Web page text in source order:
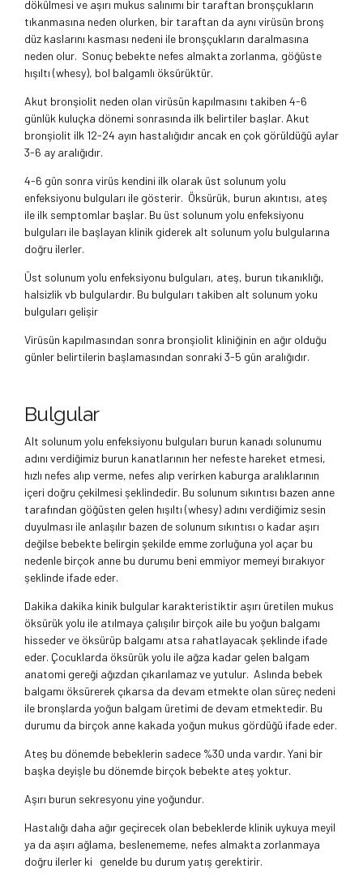
dökülmesi ve aşırı mukus salınımı bir taraftan bronşçukların
tıkanmasına neden olurken, bir taraftan da aynı virüsün bronş
düz kaslarını kasması nedeni ile bronşçukların daralmasına
neden olur. Sonuç bebekte nefes almakta zorlanma, göğüste
hışıltı (whesy), bol balgamlı öksürüktür.
Akut bronşiolit neden olan virüsün kapılmasını takiben 4-6
günlük kuluçka dönemi sonrasında ilk belirtiler başlar. Akut
bronşiolit ilk 12-24 ayın hastalığıdır ancak en çok görüldüğü aylar
3-6 ay aralığıdır.
4-6 gün sonra virüs kendini ilk olarak üst solunum yolu
enfeksiyonu bulguları ile gösterir. Öksürük, burun akıntısı, ateş
ile ilk semptomlar başlar. Bu üst solunum yolu enfeksiyonu
bulguları ile başlayan klinik giderek alt solunum yolu bulgularına
doğru ilerler.
Üst solunum yolu enfeksiyonu bulguları, ateş, burun tıkanıklığı,
halsizlik vb bulgulardır. Bu bulguları takiben alt solunum yoku
bulguları gelişir
Virüsün kapılmasından sonra bronşiolit kliniğinin en ağır olduğu
günler belirtilerin başlamasından sonraki 3-5 gün aralığıdır.
Bulgular
Alt solunum yolu enfeksiyonu bulguları burun kanadı solunumu
adını verdiğimiz burun kanatlarının her nefeste hareket etmesi,
hızlı nefes alıp verme, nefes alıp verirken kaburga aralıklarının
içeri doğru çekilmesi şeklindedir. Bu solunum sıkıntısı bazen anne
tarafından göğüsten gelen hışıltı (whesy) adını verdiğimiz sesin
duyulması ile anlaşılır bazen de solunum sıkıntısı o kadar aşırı
değilse bebekte belirgin şekilde emme zorluğuna yol açar bu
nedenle birçok anne bu durumu beni emmiyor memeyi bırakıyor
şeklinde ifade eder.
Dakika dakika kinik bulgular karakteristiktir aşırı üretilen mukus
öksürük yolu ile atılmaya çalışılır birçok aile bu yoğun balgamı
hisseder ve öksürüp balgamı atsa rahatlayacak şeklinde ifade
eder. Çocuklarda öksürük yolu ile ağza kadar gelen balgam
anatomi gereği ağızdan çıkarılamaz ve yutulur. Aslında bebek
balgamı öksürerek çıkarsa da devam etmekte olan süreç nedeni
ile bronşlarda yoğun balgam üretimi de devam etmektedir. Bu
durumu da birçok anne kakada yoğun mukus gördüğü ifade eder.
Ateş bu dönemde bebeklerin sadece %30 unda vardır. Yani bir
başka deyişle bu dönemde birçok bebekte ateş yoktur.
Aşırı burun sekresyonu yine yoğundur.
Hastalığı daha ağır geçirecek olan bebeklerde klinik uykuya meyil
ya da aşırı ağlama, beslenememe, nefes almakta zorlanmaya
doğru ilerler ki genelde bu durum yatış gerektirir.